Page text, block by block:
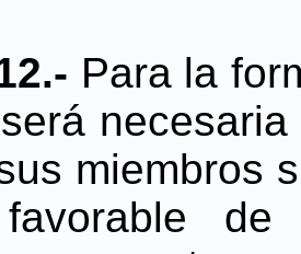
Para la
miembros